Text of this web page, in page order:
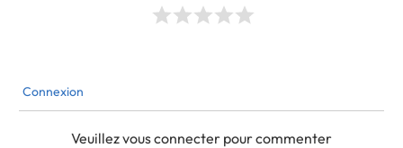
Connexion
Veuillez vous connecter pour commenter